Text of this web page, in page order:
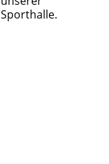
Sporthalle.